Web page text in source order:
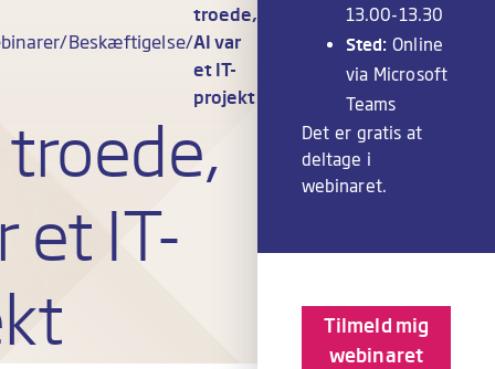
Beskæftigelse
troede,
AI var
et IT-
projekt
et IT-
13.00-13.30
Sted: Online
via Microsoft
Teams
Det er gratis at
deltage i
webinaret.
Tilmeld mig
webinaret